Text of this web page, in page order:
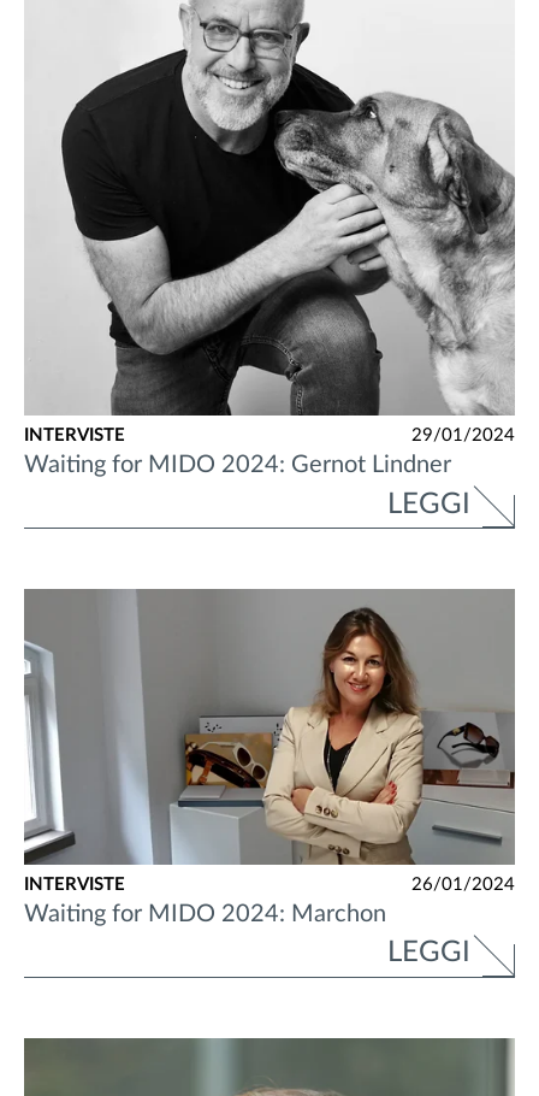
INTERVISTE 29/01/2024
Waiting for MIDO 2024: Gernot Lindner
LEGGI
INTERVISTE 26/01/2024
Waiting for MIDO 2024: Marchon
LEGGI